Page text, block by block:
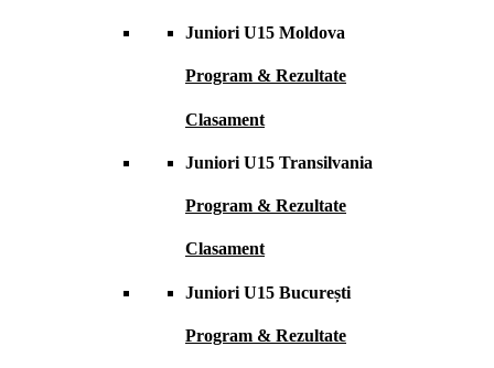
Juniori U15 Moldova
Program & Rezultate
Clasament
Juniori U15 Transilvania
Program & Rezultate
Clasament
Juniori U15 București
Program & Rezultate